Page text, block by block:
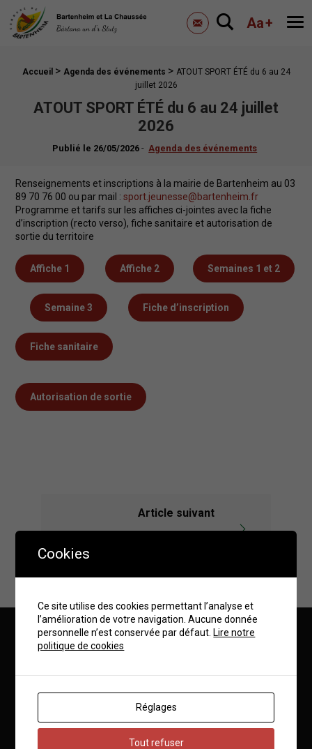
Mairie de Bartenheim
Contactez-nous
Aa+
Fil d'Ariane :
Accueil > Agenda des événements > ATOUT SPORT ÉTÉ du 6 au 24
juillet 2026
ATOUT SPORT ÉTÉ du 6 au 24 juillet
2026
Publié le 26/05/2026 - Agenda des événements
Renseignements et inscriptions à la mairie de Bartenheim au 03
89 70 76 00 ou par mail : sport.jeunesse@bartenheim.fr
Programme et tarifs sur les affiches ci-jointes avec la fiche
d’inscription (recto verso), fiche sanitaire et autorisation de
sortie du territoire
Affiche 1 Affiche 2 Semaines 1 et 2
Semaine 3 Fiche d’inscription
Fiche sanitaire
Autorisation de sortie
Article suivant
Cookies
Ce site utilise des cookies permettant l’analyse et
l’amélioration de votre navigation. Aucune donnée
personnelle n’est conservée par défaut. Lire notre
politique de cookies
Réglages
Tout refuser